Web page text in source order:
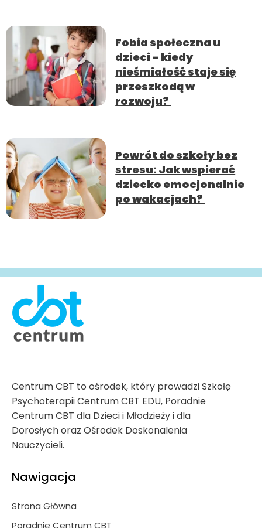
Fobia społeczna u
dzieci – kiedy
nieśmiałość staje się
przeszkodą w
rozwoju?
Powrót do szkoły bez
stresu: Jak wspierać
dziecko emocjonalnie
po wakacjach?
Centrum CBT to ośrodek, który prowadzi Szkołę
Psychoterapii Centrum CBT EDU, Poradnie
Centrum CBT dla Dzieci i Młodzieży i dla
Dorosłych oraz Ośrodek Doskonalenia
Nauczycieli.
Nawigacja
Strona Główna
Poradnie Centrum CBT